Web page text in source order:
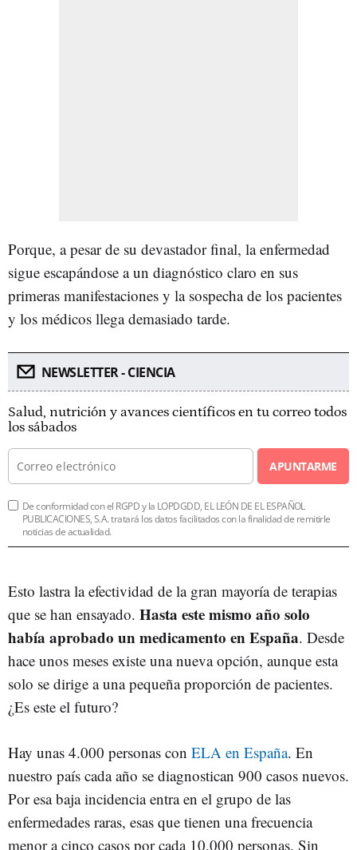
Porque, a pesar de su devastador final, la enfermedad
sigue escapándose a un diagnóstico claro en sus
primeras manifestaciones y la sospecha de los pacientes
y los médicos llega demasiado tarde.
NEWSLETTER - CIENCIA
Salud, nutrición y avances científicos en tu correo todos
los sábados
APUNTARME
De conformidad con el RGPD y la LOPDGDD, EL LEÓN DE EL ESPAÑOL
PUBLICACIONES, S.A. tratará los datos facilitados con la finalidad de remitirle
noticias de actualidad.
Esto lastra la efectividad de la gran mayoría de terapias
que se han ensayado. Hasta este mismo año solo
había aprobado un medicamento en España. Desde
hace unos meses existe una nueva opción, aunque esta
solo se dirige a una pequeña proporción de pacientes.
¿Es este el futuro?
Hay unas 4.000 personas con ELA en España. En
nuestro país cada año se diagnostican 900 casos nuevos.
Por esa baja incidencia entra en el grupo de las
enfermedades raras, esas que tienen una frecuencia
menor a cinco casos por cada 10.000 personas. Sin